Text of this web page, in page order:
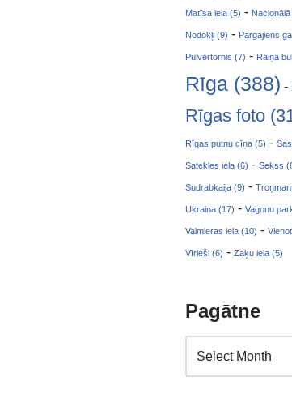
Matīsa iela (5) -
Nodokļi (9) - Pārgājiens
Pulvertornis (7) - Raiņa
Rīga (388) -
Rīgas foto
Rīgas putnu cīņa (5) -
Satekles iela (6) - Sekss
Sudrabkaija (9) -
Ukraina (17) - Vagonu
Valmieras iela (10) -
Vīrieši (6) - Zaķu iela (5)
Pagātne